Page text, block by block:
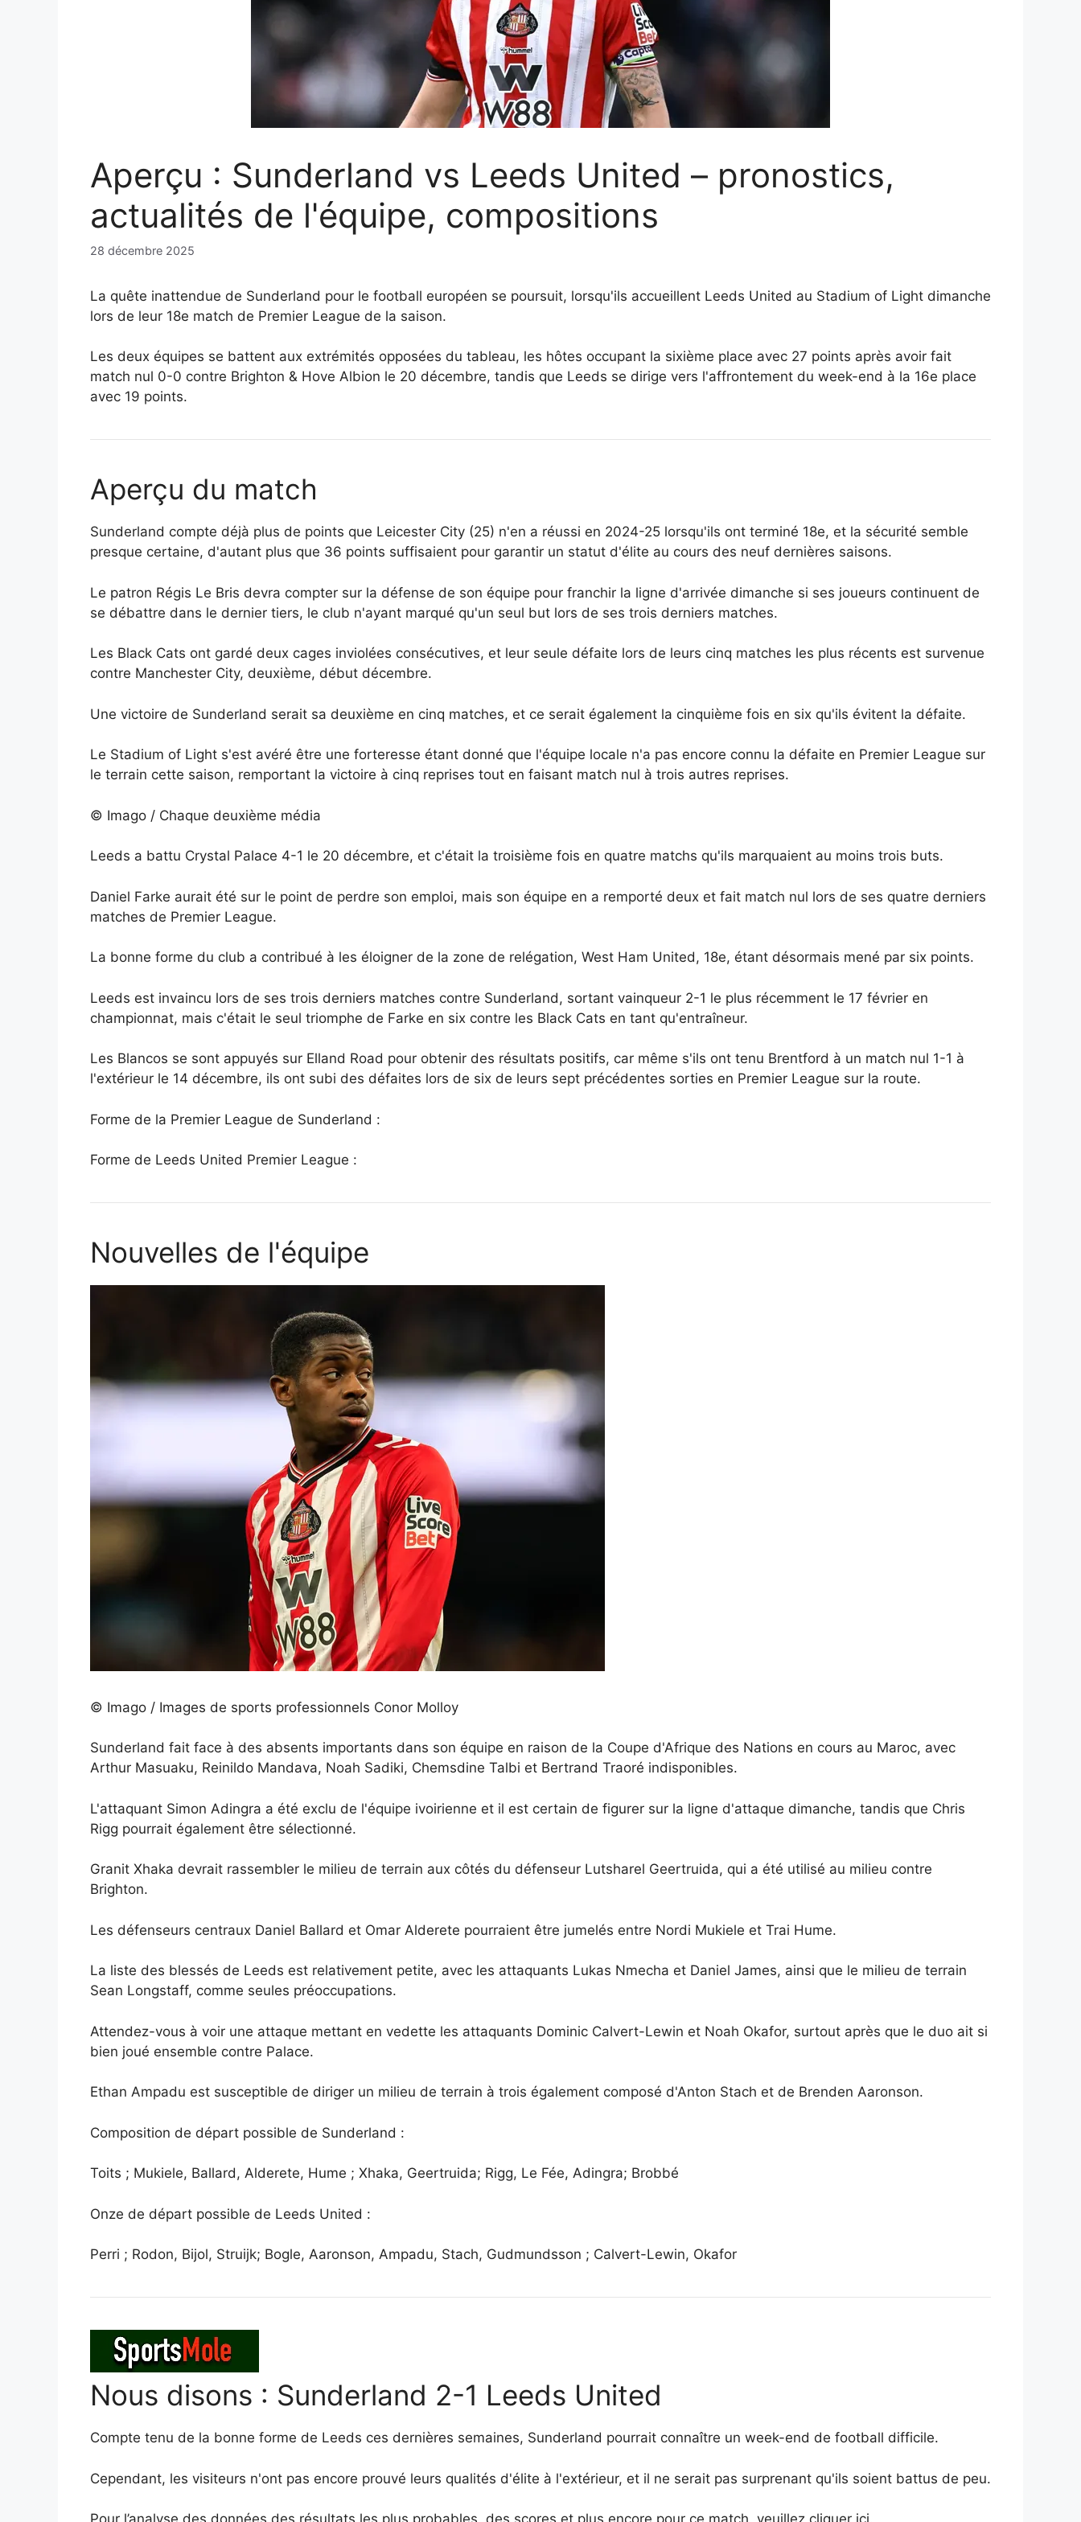
Aperçu : Sunderland vs Leeds United – pronostics,
actualités de l'équipe, compositions
28 décembre 2025
La quête inattendue de Sunderland pour le football européen se poursuit, lorsqu'ils accueillent Leeds United au Stadium of Light dimanche
lors de leur 18e match de Premier League de la saison.
Les deux équipes se battent aux extrémités opposées du tableau, les hôtes occupant la sixième place avec 27 points après avoir fait
match nul 0-0 contre Brighton & Hove Albion le 20 décembre, tandis que Leeds se dirige vers l'affrontement du week-end à la 16e place
avec 19 points.
Aperçu du match
Sunderland compte déjà plus de points que Leicester City (25) n'en a réussi en 2024-25 lorsqu'ils ont terminé 18e, et la sécurité semble
presque certaine, d'autant plus que 36 points suffisaient pour garantir un statut d'élite au cours des neuf dernières saisons.
Le patron Régis Le Bris devra compter sur la défense de son équipe pour franchir la ligne d'arrivée dimanche si ses joueurs continuent de
se débattre dans le dernier tiers, le club n'ayant marqué qu'un seul but lors de ses trois derniers matches.
Les Black Cats ont gardé deux cages inviolées consécutives, et leur seule défaite lors de leurs cinq matches les plus récents est survenue
contre Manchester City, deuxième, début décembre.
Une victoire de Sunderland serait sa deuxième en cinq matches, et ce serait également la cinquième fois en six qu'ils évitent la défaite.
Le Stadium of Light s'est avéré être une forteresse étant donné que l'équipe locale n'a pas encore connu la défaite en Premier League sur
le terrain cette saison, remportant la victoire à cinq reprises tout en faisant match nul à trois autres reprises.
© Imago / Chaque deuxième média
Leeds a battu Crystal Palace 4-1 le 20 décembre, et c'était la troisième fois en quatre matchs qu'ils marquaient au moins trois buts.
Daniel Farke aurait été sur le point de perdre son emploi, mais son équipe en a remporté deux et fait match nul lors de ses quatre derniers
matches de Premier League.
La bonne forme du club a contribué à les éloigner de la zone de relégation, West Ham United, 18e, étant désormais mené par six points.
Leeds est invaincu lors de ses trois derniers matches contre Sunderland, sortant vainqueur 2-1 le plus récemment le 17 février en
championnat, mais c'était le seul triomphe de Farke en six contre les Black Cats en tant qu'entraîneur.
Les Blancos se sont appuyés sur Elland Road pour obtenir des résultats positifs, car même s'ils ont tenu Brentford à un match nul 1-1 à
l'extérieur le 14 décembre, ils ont subi des défaites lors de six de leurs sept précédentes sorties en Premier League sur la route.
Forme de la Premier League de Sunderland :
Forme de Leeds United Premier League :
Nouvelles de l'équipe
© Imago / Images de sports professionnels Conor Molloy
Sunderland fait face à des absents importants dans son équipe en raison de la Coupe d'Afrique des Nations en cours au Maroc, avec
Arthur Masuaku, Reinildo Mandava, Noah Sadiki, Chemsdine Talbi et Bertrand Traoré indisponibles.
L'attaquant Simon Adingra a été exclu de l'équipe ivoirienne et il est certain de figurer sur la ligne d'attaque dimanche, tandis que Chris
Rigg pourrait également être sélectionné.
Granit Xhaka devrait rassembler le milieu de terrain aux côtés du défenseur Lutsharel Geertruida, qui a été utilisé au milieu contre
Brighton.
Les défenseurs centraux Daniel Ballard et Omar Alderete pourraient être jumelés entre Nordi Mukiele et Trai Hume.
La liste des blessés de Leeds est relativement petite, avec les attaquants Lukas Nmecha et Daniel James, ainsi que le milieu de terrain
Sean Longstaff, comme seules préoccupations.
Attendez-vous à voir une attaque mettant en vedette les attaquants Dominic Calvert-Lewin et Noah Okafor, surtout après que le duo ait si
bien joué ensemble contre Palace.
Ethan Ampadu est susceptible de diriger un milieu de terrain à trois également composé d'Anton Stach et de Brenden Aaronson.
Composition de départ possible de Sunderland :
Toits ; Mukiele, Ballard, Alderete, Hume ; Xhaka, Geertruida; Rigg, Le Fée, Adingra; Brobbé
Onze de départ possible de Leeds United :
Perri ; Rodon, Bijol, Struijk; Bogle, Aaronson, Ampadu, Stach, Gudmundsson ; Calvert-Lewin, Okafor
Nous disons : Sunderland 2-1 Leeds United
Compte tenu de la bonne forme de Leeds ces dernières semaines, Sunderland pourrait connaître un week-end de football difficile.
Cependant, les visiteurs n'ont pas encore prouvé leurs qualités d'élite à l'extérieur, et il ne serait pas surprenant qu'ils soient battus de peu.